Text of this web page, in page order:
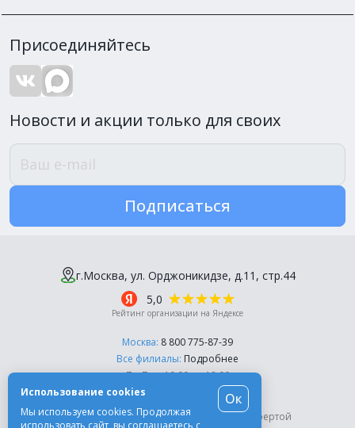
Присоединяйтесь
Новости и акции только для своих
Подписаться
© Компания «Эль-Дент», 2003-2026
Цены на сайте не являются публичной офертой
г.Москва, ул. Орджоникидзе, д.11, стр.44
5,0
Рейтинг организации на Яндексе
Москва: 8 800 775-87-39
Все филиалы: Подробнее
Пн-Пт, с 10:00 до 18:00
Использование cookies
Мы используем cookies. Продолжая
использовать сайт, вы соглашаетесь с
Ок